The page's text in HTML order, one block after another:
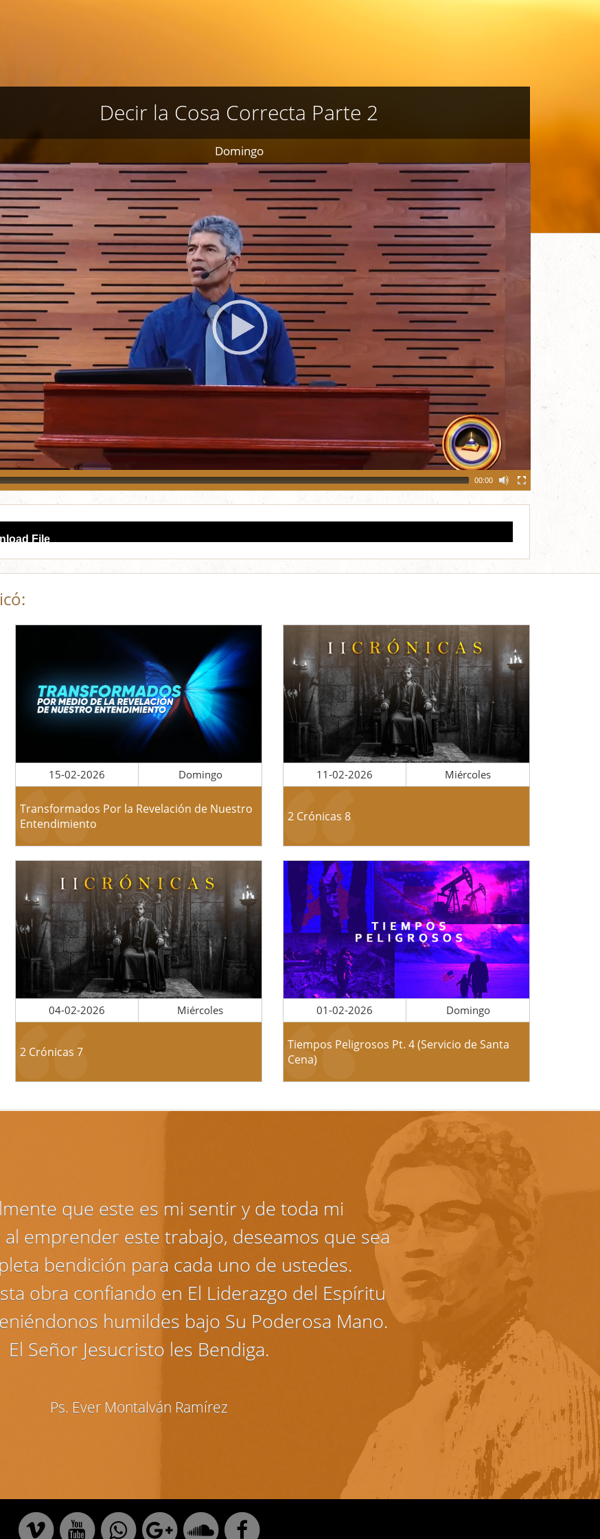
Decir la Cosa Correcta Parte 2
Domingo
00:00
File
15-02-2026 Domingo
Transformados Por la Revelación de Nuestro
Entendimiento
11-02-2026 Miércoles
2 Crónicas 8
04-02-2026 Miércoles
2 Crónicas 7
01-02-2026 Domingo
Tiempos Peligrosos Pt. 4 (Servicio de Santa
Cena)
que este es mi sentir y de toda mi
emprender este trabajo, deseamos que sea
bendición para cada uno de ustedes.
obra confiando en El Liderazgo del Espíritu
humildes bajo Su Poderosa Mano.
El Señor Jesucristo les Bendiga.
Ps. Ever Montalván Ramírez